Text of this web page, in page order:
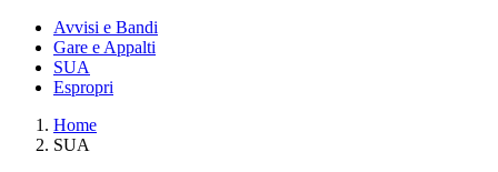
Avvisi e Bandi
Gare e Appalti
SUA
Espropri
Home
SUA